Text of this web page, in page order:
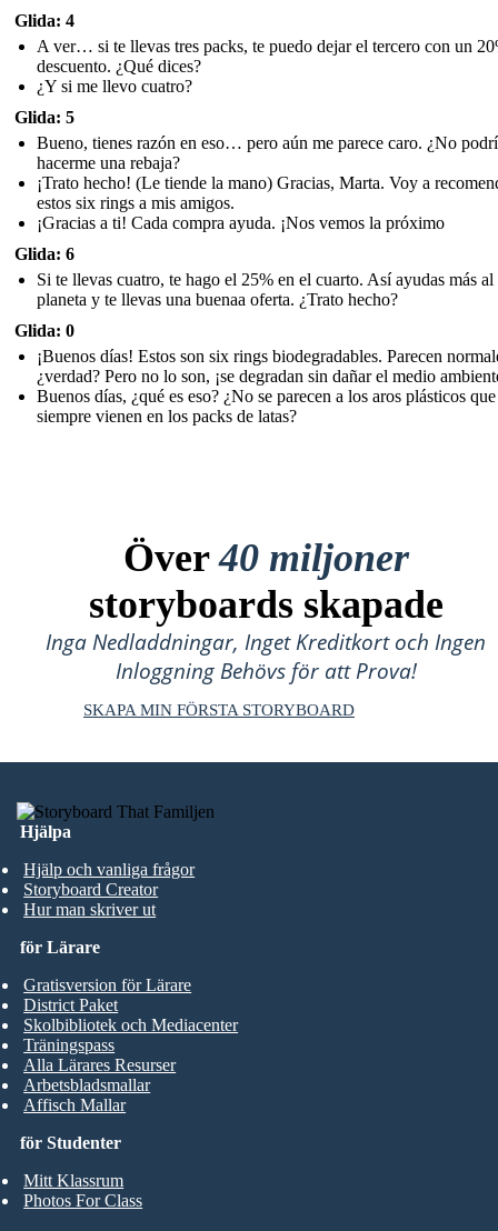
Glida: 4
A ver… si te llevas tres packs, te puedo dejar el tercero con un
descuento. ¿Qué dices?
¿Y si me llevo cuatro?
Glida: 5
Bueno, tienes razón en eso… pero aún me parece caro. ¿No
hacerme una rebaja?
¡Trato hecho! (Le tiende la mano) Gracias, Marta. Voy a
estos six rings a mis amigos.
¡Gracias a ti! Cada compra ayuda. ¡Nos vemos la próximo
Glida: 6
Si te llevas cuatro, te hago el 25% en el cuarto. Así ayudas más al
planeta y te llevas una buenaa oferta. ¿Trato hecho?
Glida: 0
¡Buenos días! Estos son six rings biodegradables. Parecen
¿verdad? Pero no lo son, ¡se degradan sin dañar el medio
Buenos días, ¿qué es eso? ¿No se parecen a los aros plásticos que
siempre vienen en los packs de latas?
Över40 miljoner
storyboards skapade
Inga Nedladdningar, Inget Kreditkort och Ingen
Inloggning Behövs för att Prova!
SKAPA MIN FÖRSTA STORYBOARD
Hjälpa
Hjälp och vanliga frågor
Storyboard Creator
Hur man skriver ut
för Studenter
Mitt Klassrum
Photos For Class
för Lärare
Gratisversion för Lärare
District Paket
Skolbibliotek och Mediacenter
Träningspass
Alla Lärares Resurser
Arbetsbladsmallar
Affisch Mallar